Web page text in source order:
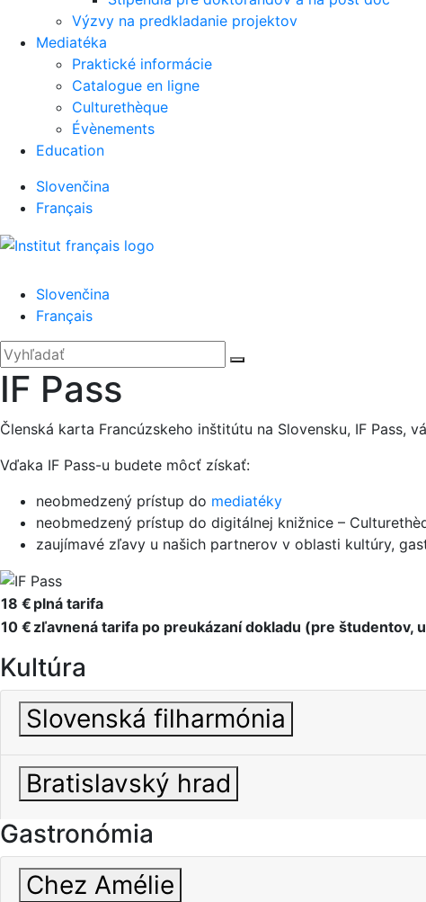
Výzvy na predkladanie projektov
Mediatéka
Praktické informácie
Catalogue en ligne
Culturethèque
Évènements
Education
Slovenčina
Français
Slovenčina
Français
'.__('Search').'
Zatvoriť
Hľadať:
IF Pass
Členská karta Francúzskeho inštitútu na Slovensku, IF Pass,
Vďaka IF Pass-u budete môcť získať:
neobmedzený prístup do mediatéky
neobmedzený prístup do digitálnej knižnice –
zaujímavé zľavy u našich partnerov v oblasti kultúry,
18 € plná tarifa
10 € zľavnená tarifa po preukázaní dokladu (pre študentov,
Kultúra
Slovenská filharmónia
Bratislavský hrad
Gastronómia
Chez Amélie